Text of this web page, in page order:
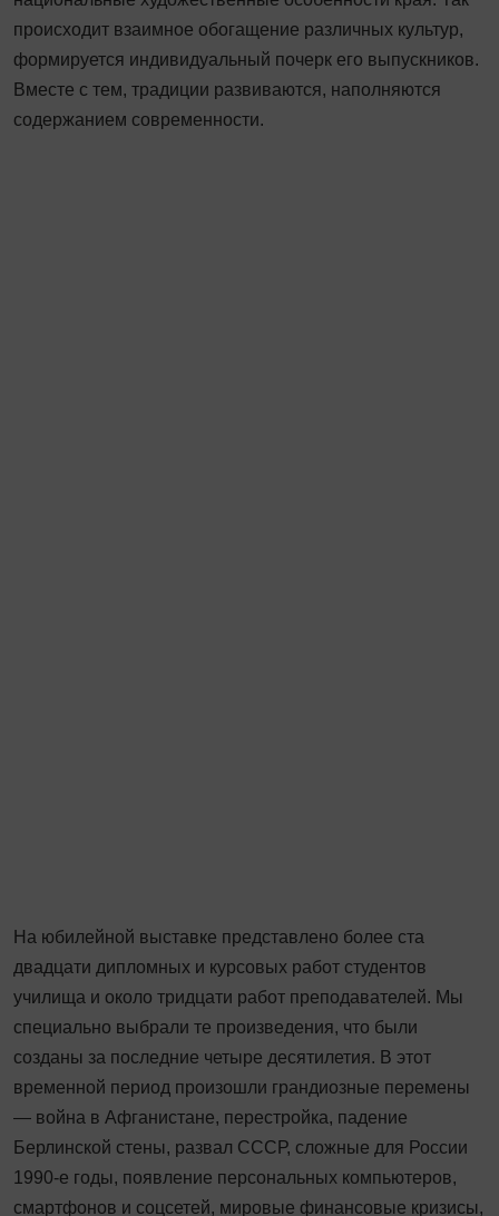
происходит взаимное обогащение различных культур,
формируется индивидуальный почерк его выпускников.
Вместе с тем, традиции развиваются, наполняются
содержанием современности.
На юбилейной выставке представлено более ста
двадцати дипломных и курсовых работ студентов
училища и около тридцати работ преподавателей. Мы
специально выбрали те произведения, что были
созданы за последние четыре десятилетия. В этот
временной период произошли грандиозные перемены
— война в Афганистане, перестройка, падение
Берлинской стены, развал СССР, сложные для России
1990‑е годы, появление персональных компьютеров,
смартфонов и соцсетей, мировые финансовые кризисы,